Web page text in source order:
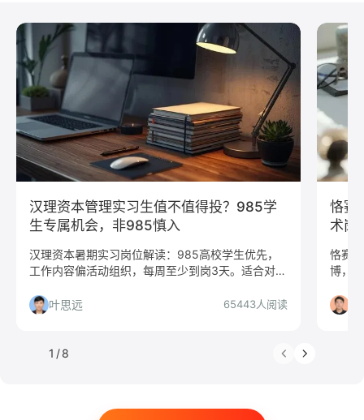
Java
Andorid 测试 运维
UI/UX
平面设计/美工 人力资源
会展策划
医疗/健康
品牌公关 算法工程师
快消
JavaScript
.NET工程师 C#工程师
网络安全
数据分析
嵌入式 市场/营销
采购贸易
商务拓展
外贸 销售 文案/策划
SEO/SEM
上海交通大学
浙江大学
中山大学
中国人民大学
对外经贸大学 香港大学
四川大学
南开大学
南京大学 吉林大学
中南大学
深圳大学
咨询
银行
汽车
汉理资本管理实习生值不值得投？985学
生专属机会，非985慎入
汉理资本暑期实习岗位解读：985高校学生优先，
工作内容偏活动组织，每周至少到岗3天。适合对创
叶思远
65443人阅读
恪赛
术岗
恪赛
博，
帮你
1 /8